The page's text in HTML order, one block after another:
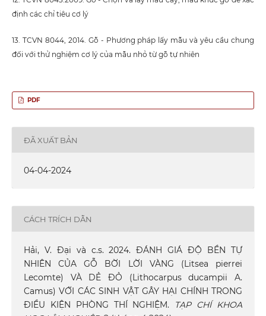
định các chỉ tiêu cơ lý
13. TCVN 8044, 2014. Gỗ - Phương pháp lấy mẫu và yêu cầu chung
đối với thử nghiệm cơ lý của mẫu nhỏ từ gỗ tự nhiên
PDF
ĐÃ XUẤT BẢN
04-04-2024
CÁCH TRÍCH DẪN
Hải, V. Đại và c.s. 2024. ĐÁNH GIÁ ĐỘ BỀN TỰ
NHIÊN CỦA GỖ BỜI LỜI VÀNG (Litsea pierrei
Lecomte) VÀ DẺ ĐỎ (Lithocarpus ducampii A.
Camus) VỚI CÁC SINH VẬT GÂY HẠI CHÍNH TRONG
ĐIỀU KIỆN PHÒNG THÍ NGHIỆM. TẠP CHÍ KHOA